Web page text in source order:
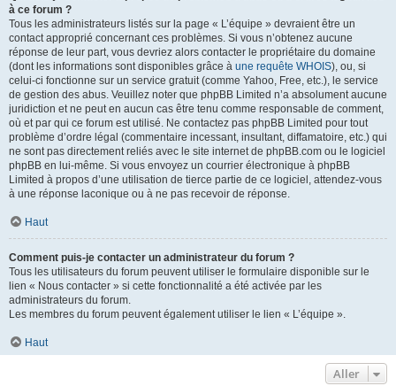
à ce forum ?
Tous les administrateurs listés sur la page « L’équipe » devraient être un
contact approprié concernant ces problèmes. Si vous n’obtenez aucune
réponse de leur part, vous devriez alors contacter le propriétaire du domaine
(dont les informations sont disponibles grâce à une requête WHOIS), ou, si
celui-ci fonctionne sur un service gratuit (comme Yahoo, Free, etc.), le service
de gestion des abus. Veuillez noter que phpBB Limited n’a absolument aucune
juridiction et ne peut en aucun cas être tenu comme responsable de comment,
où et par qui ce forum est utilisé. Ne contactez pas phpBB Limited pour tout
problème d’ordre légal (commentaire incessant, insultant, diffamatoire, etc.) qui
ne sont pas directement reliés avec le site internet de phpBB.com ou le logiciel
phpBB en lui-même. Si vous envoyez un courrier électronique à phpBB
Limited à propos d’une utilisation de tierce partie de ce logiciel, attendez-vous
à une réponse laconique ou à ne pas recevoir de réponse.
Haut
Comment puis-je contacter un administrateur du forum ?
Tous les utilisateurs du forum peuvent utiliser le formulaire disponible sur le
lien « Nous contacter » si cette fonctionnalité a été activée par les
administrateurs du forum.
Les membres du forum peuvent également utiliser le lien « L’équipe ».
Haut
Aller